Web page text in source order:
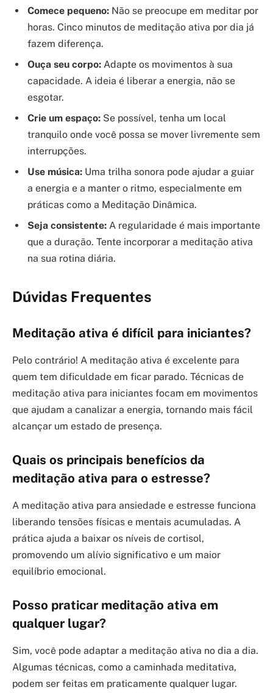
Comece pequeno: Não se preocupe em meditar por
horas. Cinco minutos de meditação ativa por dia já
fazem diferença.
Ouça seu corpo: Adapte os movimentos à sua
capacidade. A ideia é liberar a energia, não se
esgotar.
Crie um espaço: Se possível, tenha um local
tranquilo onde você possa se mover livremente sem
interrupções.
Use música: Uma trilha sonora pode ajudar a guiar
a energia e a manter o ritmo, especialmente em
práticas como a Meditação Dinâmica.
Seja consistente: A regularidade é mais importante
que a duração. Tente incorporar a meditação ativa
na sua rotina diária.
Dúvidas Frequentes
Meditação ativa é difícil para iniciantes?
Pelo contrário! A meditação ativa é excelente para
quem tem dificuldade em ficar parado. Técnicas de
meditação ativa para iniciantes focam em movimentos
que ajudam a canalizar a energia, tornando mais fácil
alcançar um estado de presença.
Quais os principais benefícios da
meditação ativa para o estresse?
A meditação ativa para ansiedade e estresse funciona
liberando tensões físicas e mentais acumuladas. A
prática ajuda a baixar os níveis de cortisol,
promovendo um alívio significativo e um maior
equilíbrio emocional.
Posso praticar meditação ativa em
qualquer lugar?
Sim, você pode adaptar a meditação ativa no dia a dia.
Algumas técnicas, como a caminhada meditativa,
podem ser feitas em praticamente qualquer lugar.